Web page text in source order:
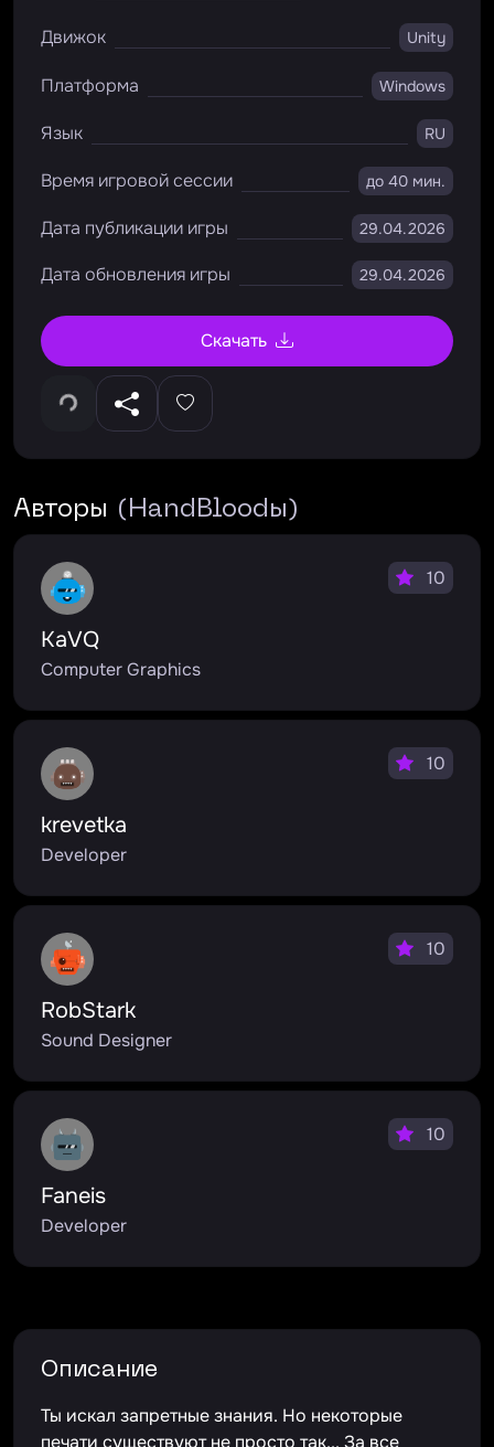
Движок Unity
Платформа Windows
Язык RU
Время игровой сессии до 40 мин.
Дата публикации игры 29.04.2026
Дата обновления игры 29.04.2026
Скачать
Авторы (HandBloodы)
KaVQ
Computer Graphics
10
krevetka
Developer
10
RobStark
Sound Designer
10
Faneis
Developer
10
Описание
Ты искал запретные знания. Но некоторые
печати существуют не просто так... За все